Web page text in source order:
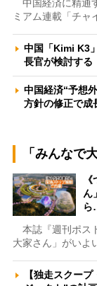
中国経済に精通
ミアム連載「チ
中国「Kimi K3
長官が検討す
中国経済“予想
方針の修正で
「みんなで
ん
本誌『週刊ポス
大家さん」がいよ
【独走スクー